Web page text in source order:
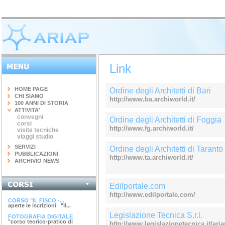
HOME PAGE
CHI SIAMO
100 ANNI DI STORIA
ATTIVITA'
convegni
corsi
visite tecniche
viaggi studio
SERVIZI
PUBBLICAZIONI
ARCHIVIO NEWS
INGEGNERIA DEL...
terminato il corso di 20 ore...
CORSO "IL FISCO -...
aperte le iscrizioni "il...
FOTOGRAFIA DIGITALE
"corso teorico-pratico di
Link
Ordine degli Architetti di Bari
http://www.ba.archiworld.it/
Ordine degli Architetti di Foggia
http://www.fg.archiworld.it/
Ordine degli Architetti di Taranto
http://www.ta.archiworld.it/
Edilportale.com
http://www.edilportale.com/
Legislazione Tecnica S.r.l.